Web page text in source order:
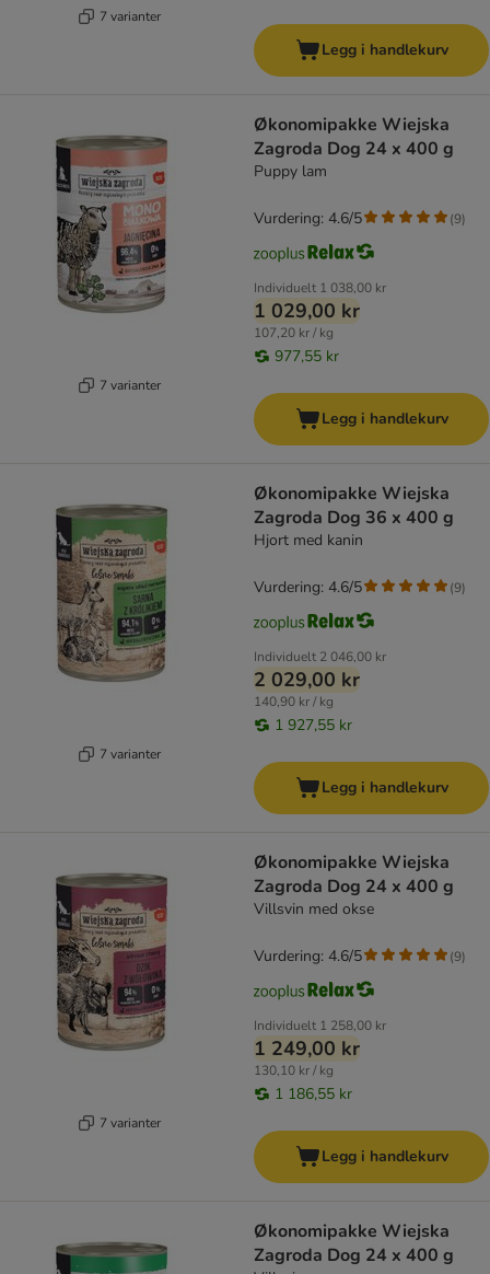
7 varianter
Legg i handlekurv
7 varianter
Økonomipakke Wiejska
Zagroda Dog 24 x 400 g
Puppy lam
Individuelt 1 038,00 kr
1 029,00 kr
107,20 kr / kg
977,55 kr
Vurdering: 4.6/5 (9)
Legg i handlekurv
7 varianter
Økonomipakke Wiejska
Zagroda Dog 36 x 400 g
Hjort med kanin
Individuelt 2 046,00 kr
2 029,00 kr
140,90 kr / kg
1 927,55 kr
Vurdering: 4.6/5 (9)
Legg i handlekurv
7 varianter
Økonomipakke Wiejska
Zagroda Dog 24 x 400 g
Villsvin med okse
Individuelt 1 258,00 kr
1 249,00 kr
130,10 kr / kg
1 186,55 kr
Vurdering: 4.6/5 (9)
Legg i handlekurv
Økonomipakke Wiejska
Zagroda Dog 24 x 400 g